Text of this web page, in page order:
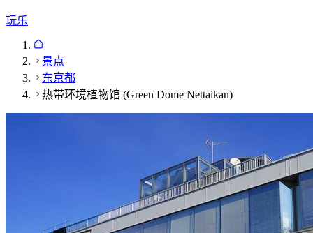
玩乐
景点
东京都
热带环境植物馆 (Green Dome Nettaikan)